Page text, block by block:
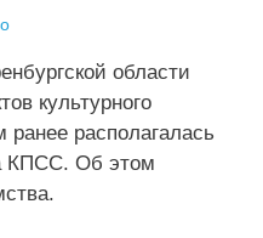
области
культурного
ранее располагалась
КПСС. Об этом